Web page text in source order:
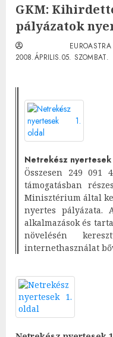
GKM:
pályázatok
2008.ÁPRILIS.05. SZOMBAT.
Netrekész nyertesek
Összesen 249
támogatásban
Minisztérium által
nyertes pályázata.
alkalmazások és
növelésén
internethasználat